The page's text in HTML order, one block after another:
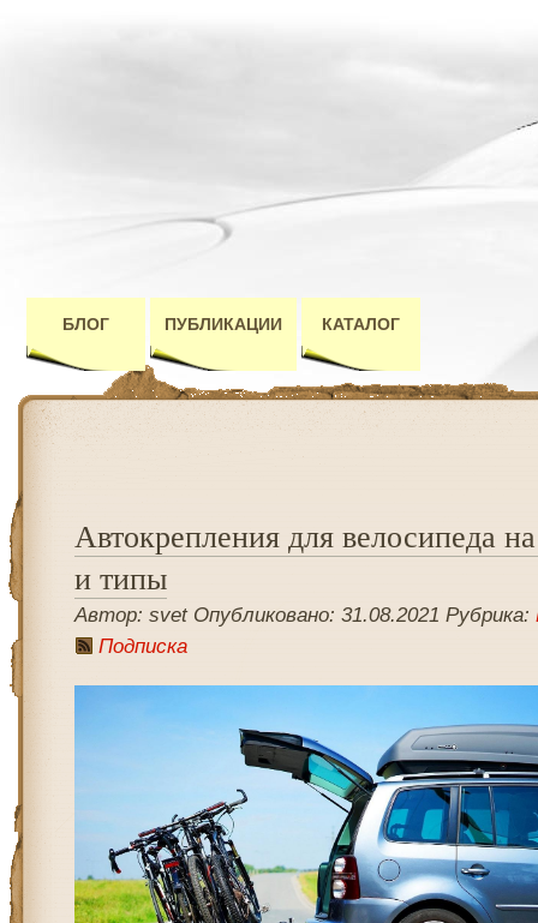
БЛОГ ПУБЛИКАЦИИ КАТАЛОГ
Автокрепления для велосипеда
и типы
Автор: svet Опубликовано: 31.08.2021 Рубрика:
Подписка